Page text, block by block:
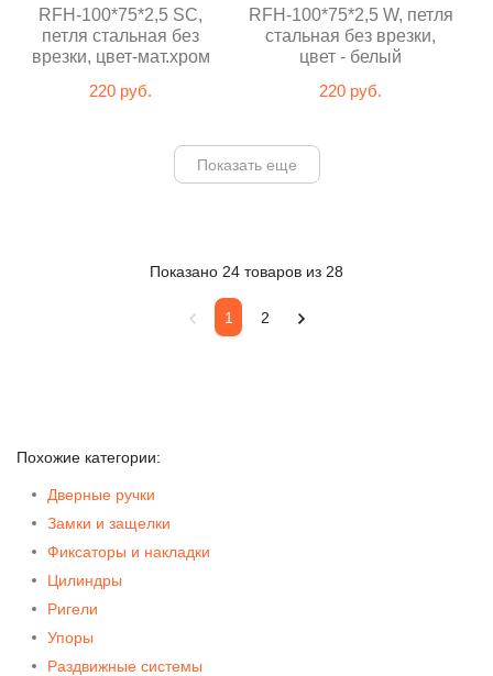
RFH-100*75*2,5 SC,
петля стальная без
врезки, цвет-мат.хром
220 руб.
RFH-100*75*2,5 W, петля
стальная без врезки,
цвет - белый
220 руб.
Показать еще
Показано 24 товаров из 28
1 2
Похожие категории:
Дверные ручки
Замки и защелки
Фиксаторы и накладки
Цилиндры
Ригели
Упоры
Раздвижные системы